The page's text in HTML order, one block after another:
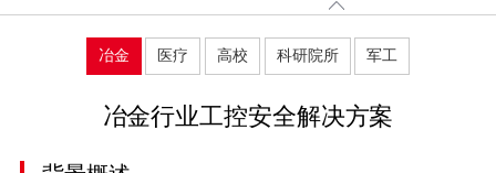
冶金 医疗 高校 科研院所 军工
冶金行业工控安全解决方案